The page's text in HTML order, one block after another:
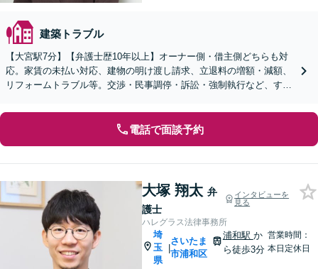
建築トラブル
【大宮駅7分】【弁護士歴10年以上】オーナー側・借主側どちらも対
応。家賃の未払い対応、建物の明け渡し請求、立退料の増額・減額、
リフォームトラブル等。交渉・民事調停・訴訟・強制執行など、すべ
電話で面談予約
大塚 翔太 弁
護士
インタビューを
見る
ハレグラス法律事務所
埼
玉
県
|
さいたま
市浦和区
浦和駅 か
ら徒歩3分
営業時間：
本日定休日